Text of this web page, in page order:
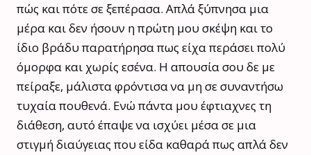
πώς και πότε σε ξεπέρασα. Απλά ξύπνησα μια
μέρα και δεν ήσουν η πρώτη μου σκέψη και το
ίδιο βράδυ παρατήρησα πως είχα περάσει πολύ
όμορφα και χωρίς εσένα. Η απουσία σου δε με
πείραξε, μάλιστα φρόντισα να μη σε συναντήσω
τυχαία πουθενά. Ενώ πάντα μου έφτιαχνες τη
διάθεση, αυτό έπαψε να ισχύει μέσα σε μια
στιγμή διαύγειας που είδα καθαρά πως απλά δεν